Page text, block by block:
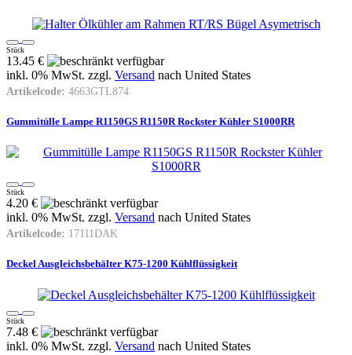
Stück
13.45 €
inkl. 0% MwSt. zzgl. Versand nach United States
Artikelcode: 4663GTL874
Gummitülle Lampe R1150GS R1150R Rockster Kühler S1000RR
Stück
4.20 €
inkl. 0% MwSt. zzgl. Versand nach United States
Artikelcode: 17111DAK
Deckel Ausgleichsbehälter K75-1200 Kühlflüssigkeit
Stück
7.48 €
inkl. 0% MwSt. zzgl. Versand nach United States